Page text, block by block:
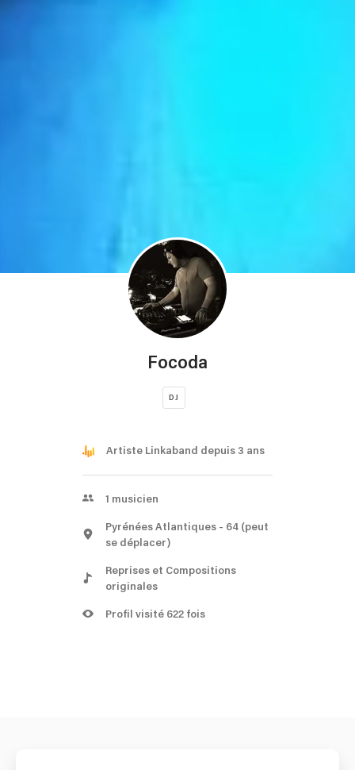
Focoda
DJ
Artiste Linkaband depuis 3 ans
1 musicien
Pyrénées Atlantiques - 64 (peut
se déplacer)
Reprises et Compositions
originales
Profil visité 622 fois